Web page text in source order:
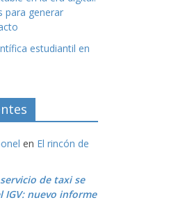
para generar
estudiantil en
en El rincón de
de taxi se
IGV: nuevo informe